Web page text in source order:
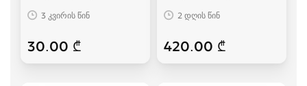
3 კვირის წინ
30.00 ₾
2 დღის წინ
420.00 ₾